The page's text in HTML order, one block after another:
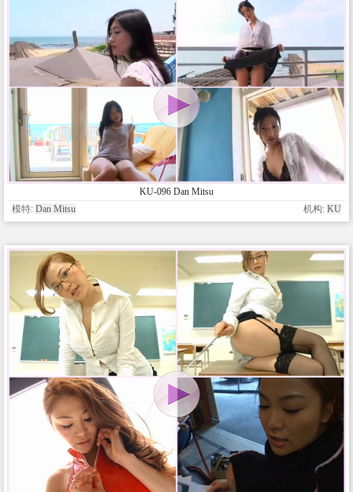
KU-096 Dan Mitsu
模特: Dan Mitsu 机构: KU